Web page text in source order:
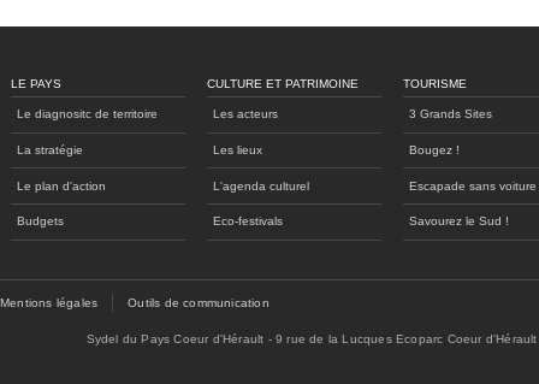
LE PAYS
Le diagnositc de territoire
La stratégie
Le plan d'action
Budgets
CULTURE ET PATRIMOINE
Les acteurs
Les lieux
L'agenda culturel
Eco-festivals
TOURISME
3 Grands Sites
Bougez !
Escapade sans voiture
Savourez le Sud !
Mentions légales Outils de communication
Sydel du Pays Coeur d'Hérault - 9 rue de la Lucques Ecoparc Coeur